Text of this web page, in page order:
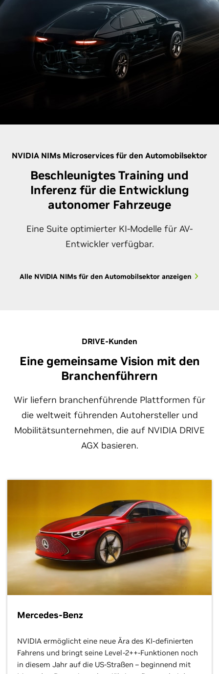
NVIDIA NIMs Microservices für den Automobilsektor
Beschleunigtes Training und
Inferenz für die Entwicklung
autonomer Fahrzeuge
Eine Suite optimierter KI-Modelle für AV-
Entwickler verfügbar.
Alle NVIDIA NIMs für den Automobilsektor anzeigen
DRIVE-Kunden
Eine gemeinsame Vision mit den
Branchenführern
Wir liefern branchenführende Plattformen für
die weltweit führenden Autohersteller und
Mobilitätsunternehmen, die auf NVIDIA DRIVE
AGX basieren.
Mercedes-Benz
NVIDIA ermöglicht eine neue Ära des KI-definierten
Fahrens und bringt seine Level-2++-Funktionen noch
in diesem Jahr auf die US-Straßen – beginnend mit